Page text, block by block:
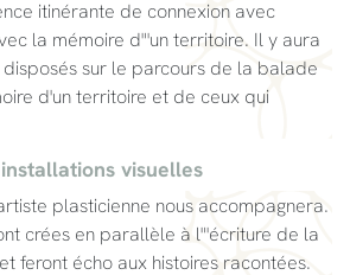
itinérante de connexion avec
la mémoire d"'un territoire. Il y aura
disposés sur le parcours de la balade
d'un territoire et de ceux qui
visuelles
plasticienne nous accompagnera.
crées en parallèle à l"'écriture de la
feront écho aux histoires racontées.